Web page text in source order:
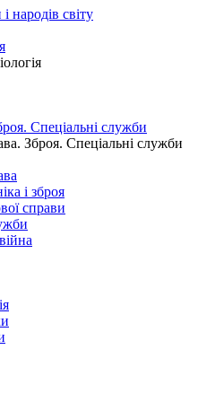
народів світу
Спеціальні служби
Зброя. Спеціальні служби
і зброя
справи